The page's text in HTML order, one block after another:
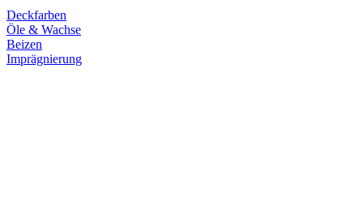
Deckfarben
Öle & Wachse
Beizen
Imprägnierung